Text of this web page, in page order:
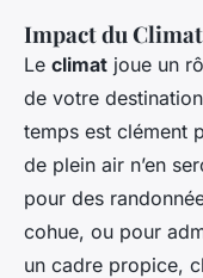
Impact du
Le climat joue un
de votre
temps est clément
de plein air n’en
pour des
cohue, ou pour
un cadre propice,